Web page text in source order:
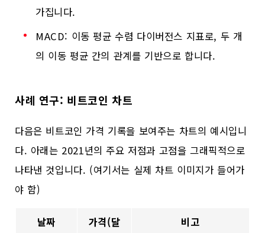
가집니다.
MACD: 이동 평균 수렴 다이버전스 지표로, 두 개
의 이동 평균 간의 관계를 기반으로 합니다.
사례 연구: 비트코인 차트
다음은 비트코인 가격 기록을 보여주는 차트의 예시입니
다. 아래는 2021년의 주요 저점과 고점을 그래픽적으로
나타낸 것입니다. (여기서는 실제 차트 이미지가 들어가
야 함)
날짜
가격(달
비고